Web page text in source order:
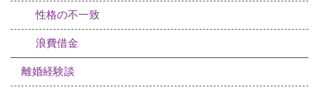
性格の不一致
浪費借金
離婚経験談